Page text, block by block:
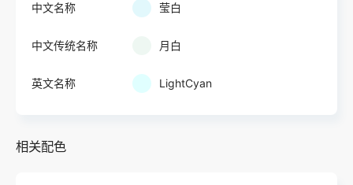
中文名称 莹白
中文传统名称 月白
英文名称 LightCyan
相关配色